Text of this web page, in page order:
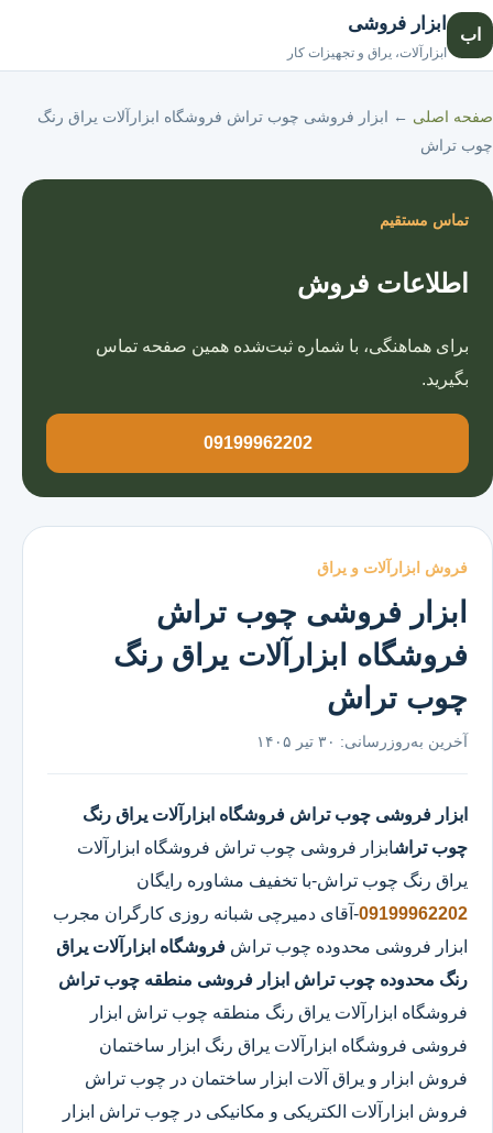
اب
ابزار فروشی
ابزارآلات، یراق و تجهیزات کار
صفحه اصلی ← ابزار فروشی چوب تراش فروشگاه ابزارآلات یراق رنگ
چوب تراش
فروش ابزارآلات و یراق
ابزار فروشی چوب تراش
فروشگاه ابزارآلات یراق رنگ
چوب تراش
آخرین به‌روزرسانی: ۳۰ تیر ۱۴۰۵
ابزار فروشی چوب تراش فروشگاه ابزارآلات یراق رنگ
چوب تراشابزار فروشی چوب تراش فروشگاه ابزارآلات
یراق رنگ چوب تراش-با تخفیف مشاوره رایگان
09199962202-آقای دمیرچی شبانه روزی کارگران مجرب
ابزار فروشی محدوده چوب تراش فروشگاه ابزارآلات یراق
رنگ محدوده چوب تراش ابزار فروشی منطقه چوب تراش
فروشگاه ابزارآلات یراق رنگ منطقه چوب تراش ابزار
فروشی فروشگاه ابزارآلات یراق رنگ ابزار ساختمان
فروش ابزار و یراق آلات ابزار ساختمان در چوب تراش
فروش ابزارآلات الکتریکی و مکانیکی در چوب تراش ابزار
تماس مستقیم
اطلاعات فروش
برای هماهنگی، با شماره ثبت‌شده همین صفحه تماس
بگیرید.
09199962202